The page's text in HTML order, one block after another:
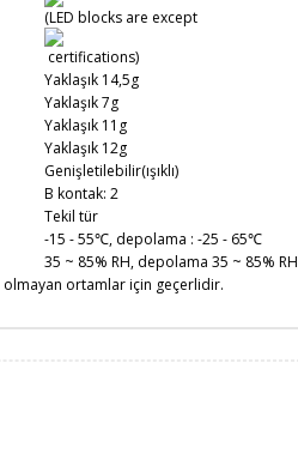
(LED blocks are except
certifications)
Yaklaşık 14,5g
Yaklaşık 7g
Yaklaşık 11g
Yaklaşık 12g
Genişletilebilir(ışıklı)
B kontak: 2
Tekil tür
-15 - 55℃, depolama : -25 - 65℃
35 ~ 85% RH, depolama 35 ~ 85% RH
ortamlar için geçerlidir.